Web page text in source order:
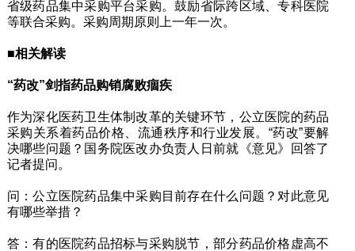
省级药品集中采购平台采购。鼓励省际跨区域、专科医院
等联合采购。采购周期原则上一年一次。
■相关解读
“药改”剑指药品购销腐败痼疾
作为深化医药卫生体制改革的关键环节，公立医院的药品
采购关系着药品价格、流通秩序和行业发展。“药改”要解
决哪些问题？国务院医改办负责人日前就《意见》回答了
记者提问。
问：公立医院药品集中采购目前存在什么问题？对此意见
有哪些举措？
答：有的医院药品招标与采购脱节，部分药品价格虚高不